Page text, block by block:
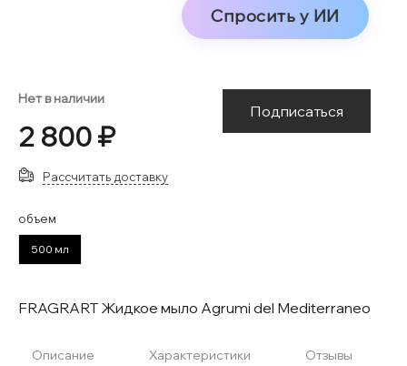
Спросить у ИИ
Нет в наличии
2 800 ₽
Подписаться
Рассчитать доставку
объем
500 мл
FRAGRART Жидкое мыло Agrumi del Mediterraneo
Описание Характеристики Отзывы